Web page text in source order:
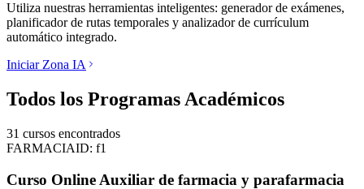
Utiliza nuestras herramientas inteligentes: generador de exámenes,
planificador de rutas temporales y analizador de currículum
automático integrado.
Iniciar Zona IA
Todos los Programas Académicos
31 cursos encontrados
FARMACIAID: f1
Curso Online Auxiliar de farmacia y parafarmacia